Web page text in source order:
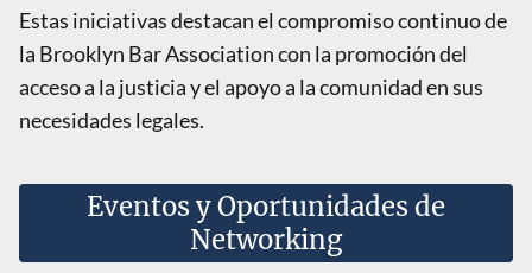
Estas iniciativas destacan el compromiso continuo de
la Brooklyn Bar Association con la promoción del
acceso a la justicia y el apoyo a la comunidad en sus
necesidades legales.
Eventos y Oportunidades de
Networking